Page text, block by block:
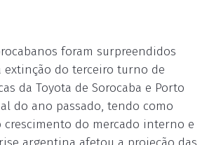
foram surpreendidos
extinção do terceiro turno de
da Toyota de Sorocaba e Porto
do ano passado, tendo como
crescimento do mercado interno e